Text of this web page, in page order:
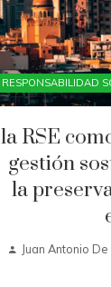
RESPONSABILIDAD
la RSE
gestión
la
Juan Antonio